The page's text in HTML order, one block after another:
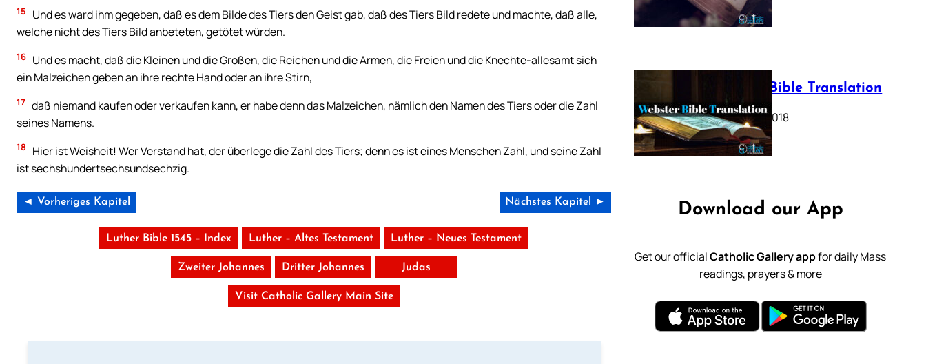
15
Und es ward ihm gegeben, daß es dem Bilde des Tiers den Geist gab, daß des Tiers Bild redete und machte, daß alle,
welche nicht des Tiers Bild anbeteten, getötet würden.
16 Und es macht, daß die Kleinen und die Großen, die Reichen und die Armen, die Freien und die Knechte-allesamt sich
ein Malzeichen geben an ihre rechte Hand oder an ihre Stirn,
17 daß niemand kaufen oder verkaufen kann, er habe denn das Malzeichen, nämlich den Namen des Tiers oder die Zahl
seines Namens.
18
Hier ist Weisheit! Wer Verstand hat, der überlege die Zahl des Tiers; denn es ist eines Menschen Zahl, und seine Zahl
ist sechshundertsechsundsechzig.
◄ Vorheriges Kapitel Nächstes Kapitel ►
Luther Bible 1545 – Index Luther – Altes Testament Luther – Neues Testament
Zweiter Johannes Dritter Johannes Judas
Visit Catholic Gallery Main Site
Webster Bible Translation
October 11, 2018
Download our App
Get our officialCatholic Gallery appfor daily Mass
readings, prayers & more